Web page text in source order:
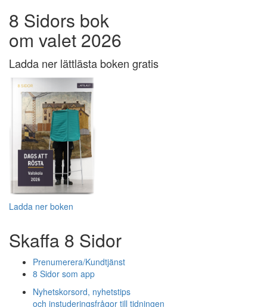
8 Sidors bok
om valet 2026
Ladda ner lättlästa boken gratis
Ladda ner boken
Skaffa 8 Sidor
Prenumerera/Kundtjänst
8 Sidor som app
Nyhetskorsord, nyhetstips
och instuderingsfrågor till tidningen